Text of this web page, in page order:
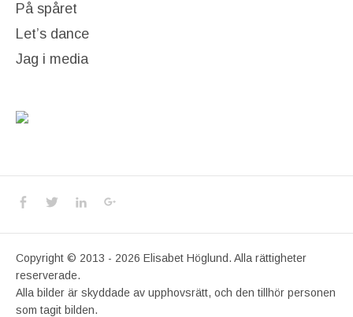
På spåret
Let’s dance
Jag i media
Social Media Profiles
Facebook
TwitterLinkedIn
Copyright © 2013 - 2026 Elisabet Höglund. Alla rättigheter
reserverade.
Alla bilder är skyddade av upphovsrätt, och den tillhör personen
som tagit bilden.